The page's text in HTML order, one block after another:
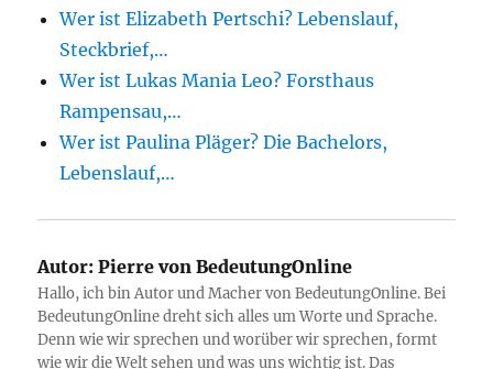
Wer ist Elizabeth Pertschi? Lebenslauf,
Steckbrief,…
Wer ist Lukas Mania Leo? Forsthaus
Rampensau,…
Wer ist Paulina Pläger? Die Bachelors,
Lebenslauf,…
Autor: Pierre von BedeutungOnline
Hallo, ich bin Autor und Macher von BedeutungOnline. Bei
BedeutungOnline dreht sich alles um Worte und Sprache.
Denn wie wir sprechen und worüber wir sprechen, formt
wie wir die Welt sehen und was uns wichtig ist. Das